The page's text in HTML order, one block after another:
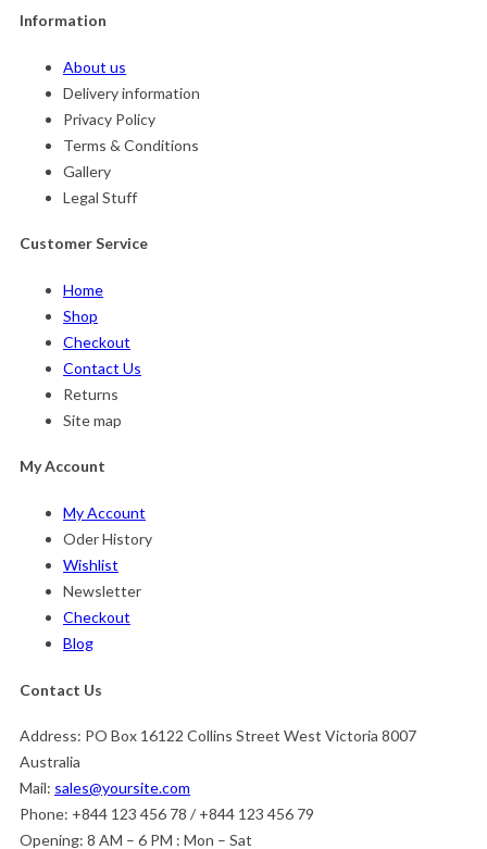
Information
About us
Delivery information
Privacy Policy
Terms & Conditions
Gallery
Legal Stuff
Customer Service
Home
Shop
Checkout
Contact Us
Returns
Site map
My Account
My Account
Oder History
Wishlist
Newsletter
Checkout
Blog
Contact Us
Address: PO Box 16122 Collins Street West Victoria 8007
Australia
Mail: sales@yoursite.com
Phone: +844 123 456 78 / +844 123 456 79
Opening: 8 AM – 6 PM : Mon – Sat